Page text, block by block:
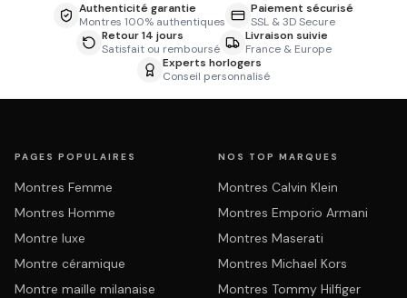
Authenticité garantie
Montres 100% authentiques
Paiement sécurisé
SSL & 3D Secure
Retour 14 jours
Satisfait ou remboursé
Livraison suivie
France & Europe
Experts horlogers
Conseil personnalisé
PAGES POPULAIRES
Montres Femme
Montres Homme
Montre luxe
Montre céramique
Montre maille milanaise
NOS TOP MARQUES
Montres Calvin Klein
Montres Emporio Armani
Montres Maserati
Montres Michael Kors
Montres Tommy Hilfiger